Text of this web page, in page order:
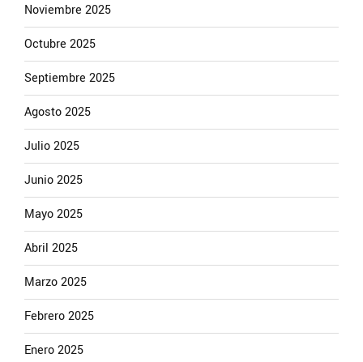
Noviembre 2025
Octubre 2025
Septiembre 2025
Agosto 2025
Julio 2025
Junio 2025
Mayo 2025
Abril 2025
Marzo 2025
Febrero 2025
Enero 2025